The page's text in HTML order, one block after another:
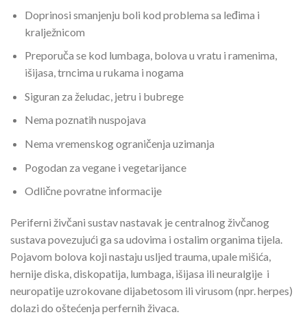
Doprinosi smanjenju boli kod problema sa leđima i
kralježnicom
Preporuča se kod lumbaga, bolova u vratu i ramenima,
išijasa, trncima u rukama i nogama
Siguran za želudac, jetru i bubrege
Nema poznatih nuspojava
Nema vremenskog ograničenja uzimanja
Pogodan za vegane i vegetarijance
Odlične povratne informacije
Periferni živčani sustav nastavak je centralnog živčanog
sustava povezujući ga sa udovima i ostalim organima tijela.
Pojavom bolova koji nastaju usljed trauma, upale mišića,
hernije diska, diskopatija, lumbaga, išijasa ili neuralgije i
neuropatije uzrokovane dijabetosom ili virusom (npr. herpes)
dolazi do oštećenja perfernih živaca.